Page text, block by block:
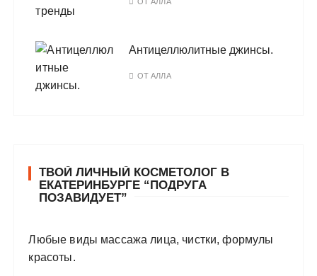
Антицеллюлитные джинсы.
ОТАЛЛА
ТВОЙ ЛИЧНЫЙ КОСМЕТОЛОГ В
ЕКАТЕРИНБУРГЕ “ПОДРУГА
ПОЗАВИДУЕТ”
Любые виды массажа лица, чистки, формулы
красоты.